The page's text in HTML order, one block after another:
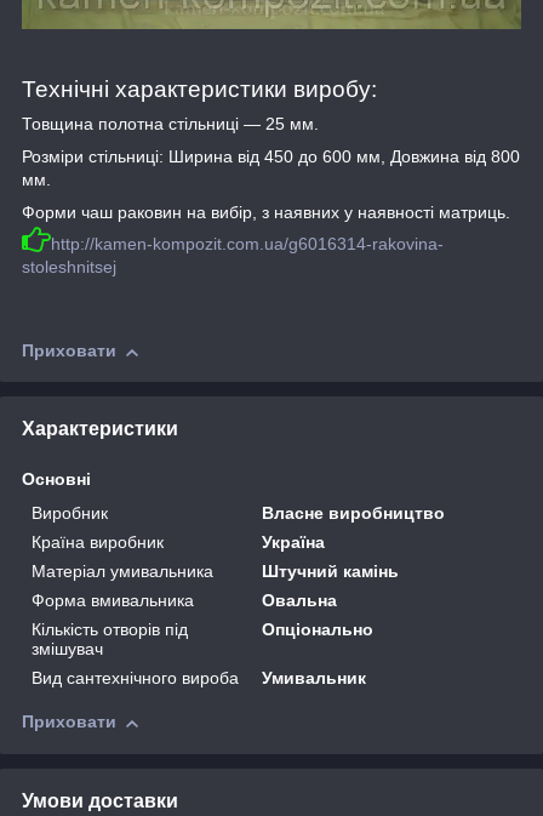
Технічні характеристики виробу:
Товщина полотна стільниці — 25 мм.
Розміри стільниці: Ширина від 450 до 600 мм, Довжина від 800
мм.
Форми чаш раковин на вибір, з наявних у наявності матриць.
http://kamen-kompozit.com.ua/g6016314-rakovina-
stoleshnitsej
Приховати
Характеристики
Основні
Виробник
Власне виробництво
Країна виробник
Україна
Матеріал умивальника
Штучний камінь
Форма вмивальника
Овальна
Кількість отворів під
змішувач
Опціонально
Вид сантехнічного вироба Умивальник
Приховати
Умови доставки